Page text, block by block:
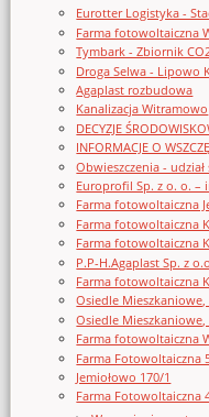
Eurotter Logistyka -
Farma fotowoltaiczna
Tymbark - Zbiornik
Droga Selwa - Lipowo
Agaplast rozbudowa
Kanalizacja Witramowo
DECYZJE
INFORMACJE O
Obwieszczenia - udział
Europrofil Sp. z o. o.
Farma fotowoltaiczna
Farma fotowoltaiczna
Farma fotowoltaiczna
P.P-H.Agaplast Sp. z
Farma fotowoltaiczna
Osiedle
Osiedle
Farma fotowoltaiczna
Farma Fotowoltaiczna
Jemiołowo 170/1
Farma Fotowoltaiczna